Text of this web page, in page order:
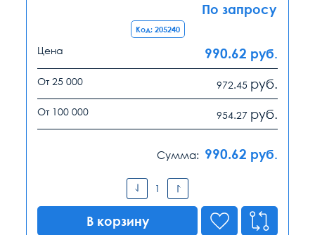
По запросу
Код: 205240
Цена 990.62 руб.
От 25 000 972.45 руб.
От 100 000 954.27 руб.
Сумма: 990.62 руб.
В корзину